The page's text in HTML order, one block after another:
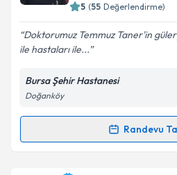
Kişisel verilerimin
kapsamda işlenmesini
5 (55 Değerlendirme)
Doktorumuz Temmuz Taner'in
ile hastaları ile...
Bursa Şehir Hastanesi
Doğanköy
Randevu
Randevu Takvimi Talebi